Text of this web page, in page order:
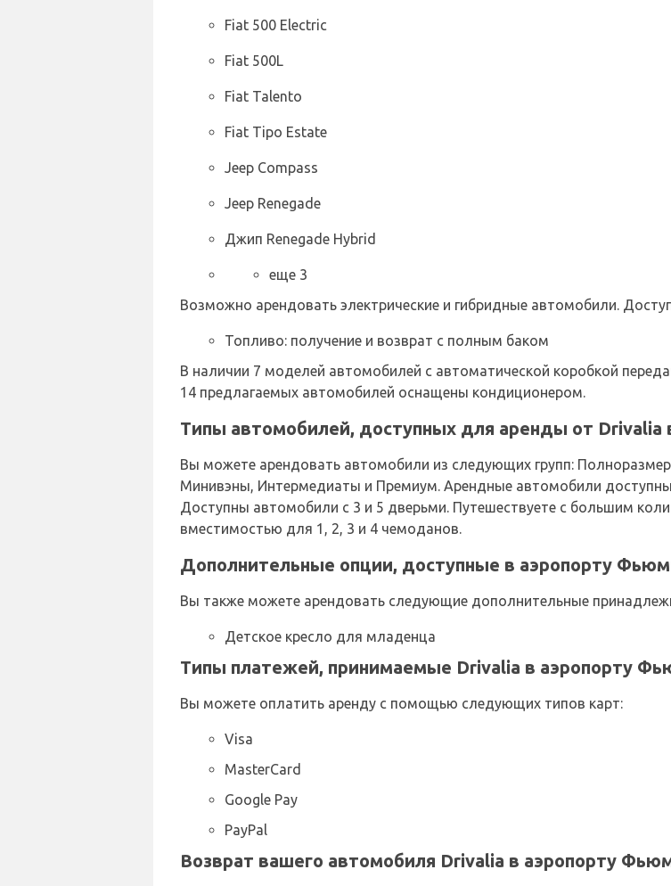
Fiat 500 Electric
Fiat 500L
Fiat Talento
Fiat Tipo Estate
Jeep Compass
Jeep Renegade
Джип Renegade Hybrid
еще 3
Возможно арендовать электрические и гибридные автомобили.
Топливо: получение и возврат с полным баком
В наличии 7 моделей автомобилей с автоматической коробкой
14 предлагаемых автомобилей оснащены кондиционером.
Типы автомобилей, доступных для аренды от Drivalia
Вы можете арендовать автомобили из следующих групп:
Минивэны, Интермедиаты и Премиум. Арендные автомобили
Доступны автомобили с 3 и 5 дверьми. Путешествуете с большим
вместимостью для 1, 2, 3 и 4 чемоданов.
Дополнительные опции, доступные в аэропорту
Вы также можете арендовать следующие дополнительные
Детское кресло для младенца
Типы платежей, принимаемые Drivalia в аэропорту
Вы можете оплатить аренду с помощью следующих типов карт:
Visa
MasterCard
Google Pay
PayPal
Возврат вашего автомобиля Drivalia в аэропорту